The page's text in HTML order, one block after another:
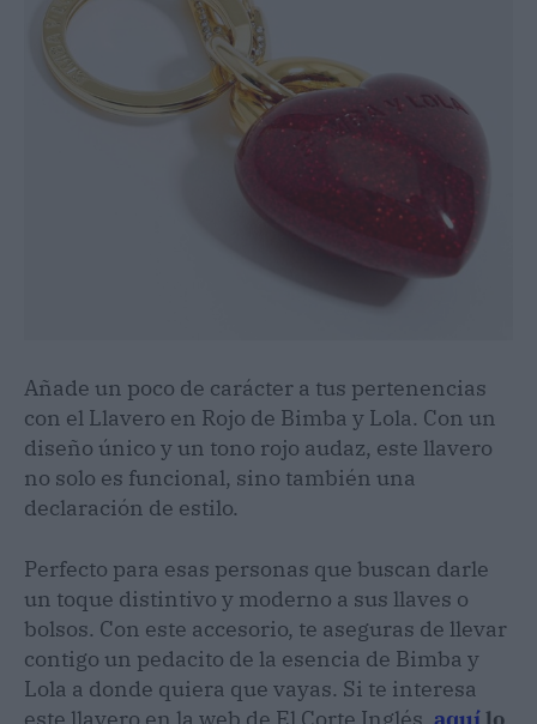
Añade un poco de carácter a tus pertenencias
con el Llavero en Rojo de Bimba y Lola. Con un
diseño único y un tono rojo audaz, este llavero
no solo es funcional, sino también una
declaración de estilo.
Perfecto para esas personas que buscan darle
un toque distintivo y moderno a sus llaves o
bolsos. Con este accesorio, te aseguras de llevar
contigo un pedacito de la esencia de Bimba y
Lola a donde quiera que vayas. Si te interesa